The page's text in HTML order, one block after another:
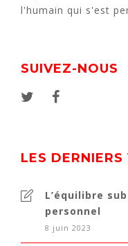
l'humain qui s'est
SUIVEZ-NOUS
LES DERNIERS
L’équilibre
personnel
8 juin 2023